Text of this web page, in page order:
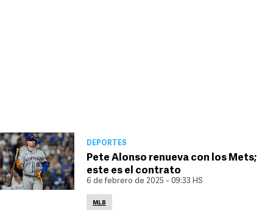
DEPORTES
Pete Alonso renueva con los Mets;
este es el contrato
6 de febrero de 2025 - 09:33 HS
MLB